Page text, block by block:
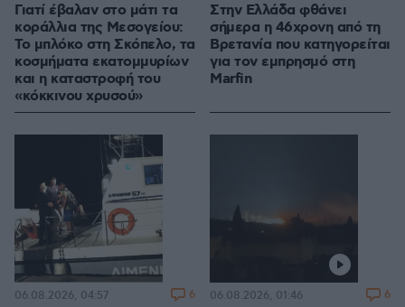
Γιατί έβαλαν στο μάτι τα
κοράλλια της Μεσογείου:
Το μπλόκο στη Σκόπελο, τα
κοσμήματα εκατομμυρίων
και η καταστροφή του
«κόκκινου χρυσού»
Στην Ελλάδα φθάνει
σήμερα η 46χρονη από τη
Βρετανία που κατηγορείται
για τον εμπρησμό στη
Marfin
06.08.2026, 04:57 6 06.08.2026, 01:46 6